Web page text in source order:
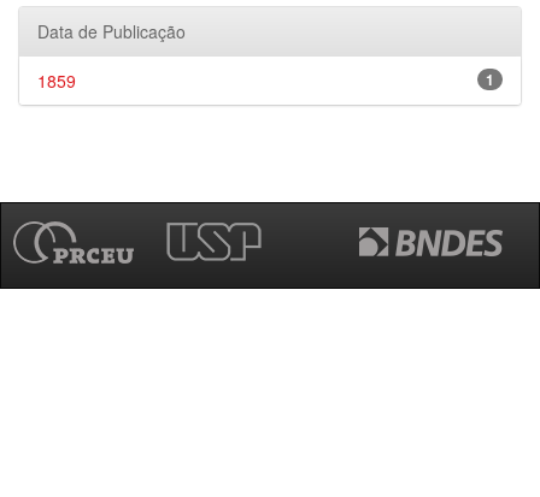
Data de Publicação
1
1859